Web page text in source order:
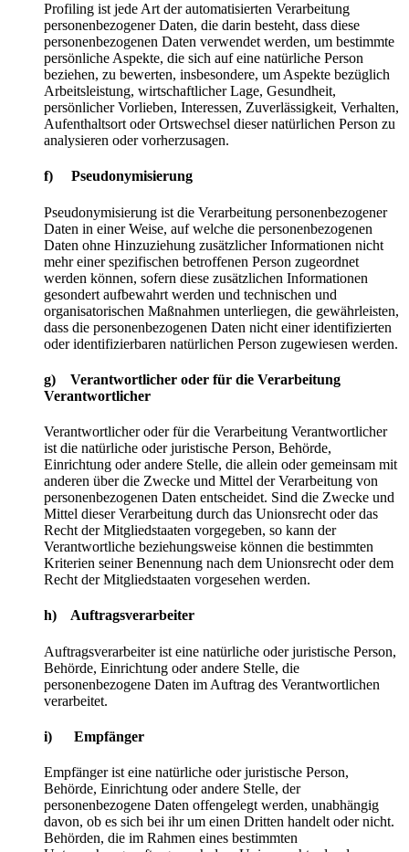
Profiling ist jede Art der automatisierten Verarbeitung
personenbezogener Daten, die darin besteht, dass diese
personenbezogenen Daten verwendet werden, um bestimmte
persönliche Aspekte, die sich auf eine natürliche Person
beziehen, zu bewerten, insbesondere, um Aspekte bezüglich
Arbeitsleistung, wirtschaftlicher Lage, Gesundheit,
persönlicher Vorlieben, Interessen, Zuverlässigkeit, Verhalten,
Aufenthaltsort oder Ortswechsel dieser natürlichen Person zu
analysieren oder vorherzusagen.
f) Pseudonymisierung
Pseudonymisierung ist die Verarbeitung personenbezogener
Daten in einer Weise, auf welche die personenbezogenen
Daten ohne Hinzuziehung zusätzlicher Informationen nicht
mehr einer spezifischen betroffenen Person zugeordnet
werden können, sofern diese zusätzlichen Informationen
gesondert aufbewahrt werden und technischen und
organisatorischen Maßnahmen unterliegen, die gewährleisten,
dass die personenbezogenen Daten nicht einer identifizierten
oder identifizierbaren natürlichen Person zugewiesen werden.
g) Verantwortlicher oder für die Verarbeitung
Verantwortlicher
Verantwortlicher oder für die Verarbeitung Verantwortlicher
ist die natürliche oder juristische Person, Behörde,
Einrichtung oder andere Stelle, die allein oder gemeinsam mit
anderen über die Zwecke und Mittel der Verarbeitung von
personenbezogenen Daten entscheidet. Sind die Zwecke und
Mittel dieser Verarbeitung durch das Unionsrecht oder das
Recht der Mitgliedstaaten vorgegeben, so kann der
Verantwortliche beziehungsweise können die bestimmten
Kriterien seiner Benennung nach dem Unionsrecht oder dem
Recht der Mitgliedstaaten vorgesehen werden.
h) Auftragsverarbeiter
Auftragsverarbeiter ist eine natürliche oder juristische Person,
Behörde, Einrichtung oder andere Stelle, die
personenbezogene Daten im Auftrag des Verantwortlichen
verarbeitet.
i) Empfänger
Empfänger ist eine natürliche oder juristische Person,
Behörde, Einrichtung oder andere Stelle, der
personenbezogene Daten offengelegt werden, unabhängig
davon, ob es sich bei ihr um einen Dritten handelt oder nicht.
Behörden, die im Rahmen eines bestimmten